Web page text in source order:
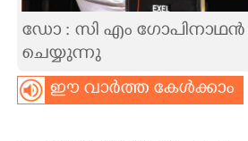
ASTRO
CARTOONS
ഡോ : സി എം ഗോപിനാഥൻ
ചെയ്യുന്നു
ഈ വാർത്ത കേൾക്കാം